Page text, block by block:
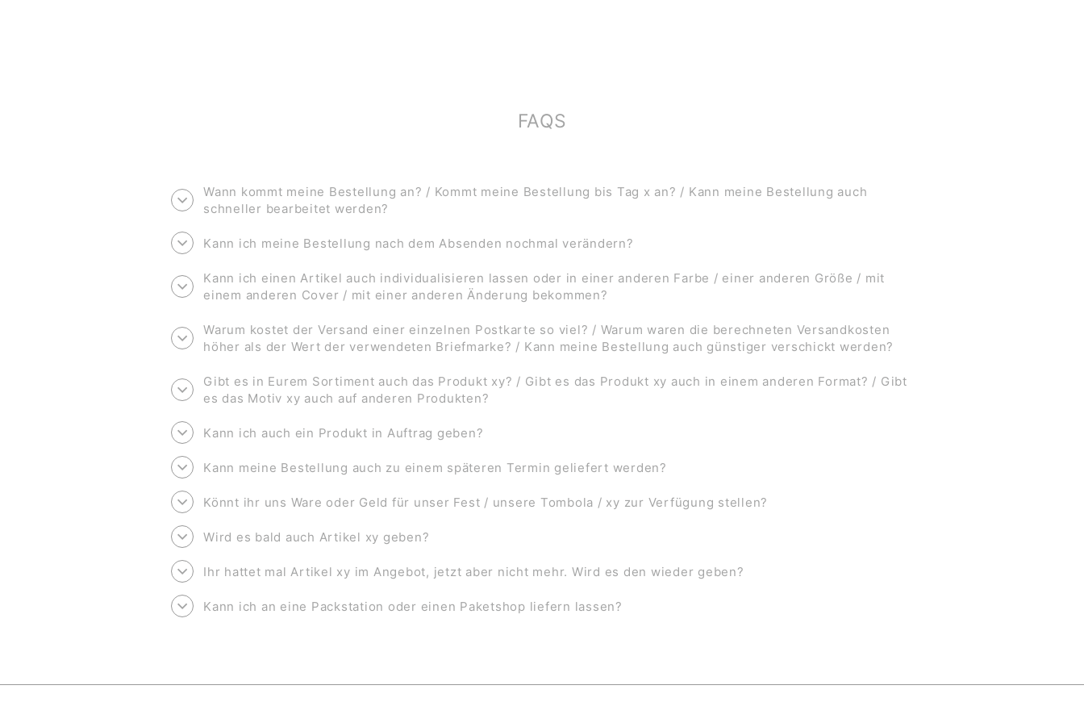
FAQS
Wann kommt meine Bestellung an? / Kommt meine Bestellung bis Tag x an? / Kann meine Bestellung auch
schneller bearbeitet werden?
Kann ich meine Bestellung nach dem Absenden nochmal verändern?
Kann ich einen Artikel auch individualisieren lassen oder in einer anderen Farbe / einer anderen Größe / mit
einem anderen Cover / mit einer anderen Änderung bekommen?
Warum kostet der Versand einer einzelnen Postkarte so viel? / Warum waren die berechneten Versandkosten
höher als der Wert der verwendeten Briefmarke? / Kann meine Bestellung auch günstiger verschickt werden?
Gibt es in Eurem Sortiment auch das Produkt xy? / Gibt es das Produkt xy auch in einem anderen Format? / Gibt
es das Motiv xy auch auf anderen Produkten?
Kann ich auch ein Produkt in Auftrag geben?
Kann meine Bestellung auch zu einem späteren Termin geliefert werden?
Könnt ihr uns Ware oder Geld für unser Fest / unsere Tombola / xy zur Verfügung stellen?
Wird es bald auch Artikel xy geben?
Ihr hattet mal Artikel xy im Angebot, jetzt aber nicht mehr. Wird es den wieder geben?
Kann ich an eine Packstation oder einen Paketshop liefern lassen?